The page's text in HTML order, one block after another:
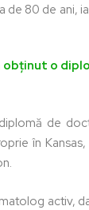
de 80 de ani,
obținut o
de
în
activ,